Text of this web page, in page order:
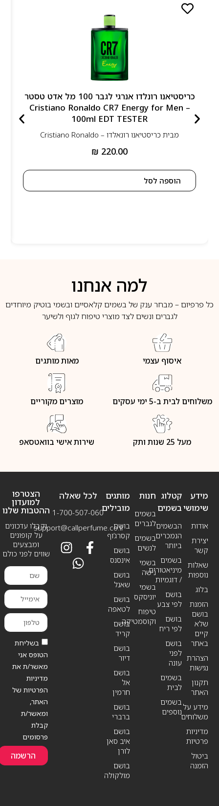
כריסטיאנו רונלדו אנרגי לגבר 100 מל אדט טסטר
– Cristiano Ronaldo CR7 Energy for Men
100ml EDT TESTER
מבית כריסטיאנו רונאלדו – Cristiano Ronaldo
₪ 220.00
הוספה לסל
למה אנחנו
כל פרפיום – מבחר ענק של בשמים קלאסיים ובשמי בוטיק מיוחדים
לגברים ונשים לצד מוצרי טיפוח לגוף ולשיער
איסוף עצמי מאות מותגים
משלוחים לבית ב-5 ימי עסקים מוצרים מקוריים
מעל 25 שנות ותק שירות אישי בוואטסאפ
מידע
שימושי
אודות
יצירת
קשר
שאלות
נוספות
בלוג
הזמנת
בושם
שלא
קיים
באתר
הצהרת
נגישות
תקנון
האתר
מידע על
משלוחים
מדיניות
פרטיות
ביטול
הזמנה
חנות
בשמים
לגברים
בשמים
לנשים
בשמי
נישה
בשמי
יוניסקס
טיפוח
וקוסמטיקה
קטלוג
בשמים
הבשמים
הנמכרים
ביותר
בשמים
מיניאטורים
/ דוגמיות
בושם
לפי צבע
בושם
לפי ריח
בושם
לפני
עונה
בשמים
לבית
בשמים
נוספים
מותגים
מובילים
בושם
קסרג’וף
בושם
אינסנס
בושם
שאנל
בושם
לטאפה
בושם
קריד
בושם
דיור
בושם
אל
חרמין
בושם
ברברי
בושם
איב סאן
לורן
בושם
מולקולה
לכל שאלה
1-700-507-060
support@callperfume.co.il
הצטרפו
למועדון
ההטבות שלנו
וקבלו עדכונים
על קופונים
ומבצעים
שווים לפני כולם
בשליחת
הטופס אני
מאשר/ת את
מדיניות
הפרטיות של
האתר,
ומאשר/ת
קבלת
פרסומים
הרשמה